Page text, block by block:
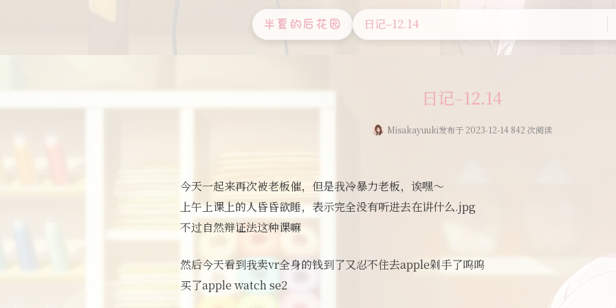
半夏的后花园 日记–12.14
日记–12.14
Misakayuuki发布于 2023-12-14 842 次阅读
今天一起来再次被老板催，但是我冷暴力老板，诶嘿～
上午上课上的人昏昏欲睡，表示完全没有听进去在讲什么.jpg
不过自然辩证法这种课嘛
然后今天看到我卖vr全身的钱到了又忍不住去apple剁手了呜呜
买了apple watch se2